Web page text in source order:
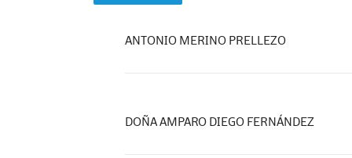
ANTONIO MERINO PRELLEZO
DOÑA AMPARO DIEGO FERNÁNDEZ